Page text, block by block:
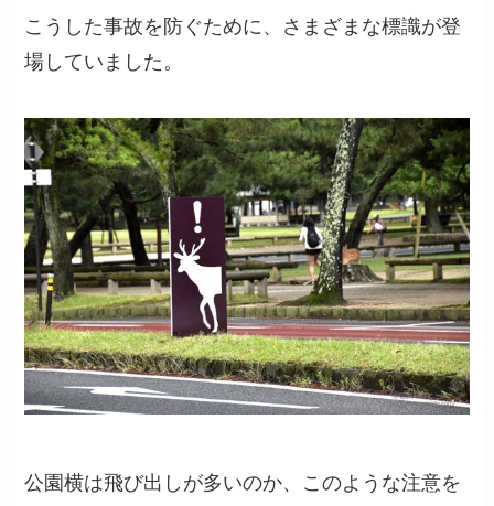
こうした事故を防ぐために、さまざまな標識が登
場していました。
公園横は飛び出しが多いのか、このような注意を